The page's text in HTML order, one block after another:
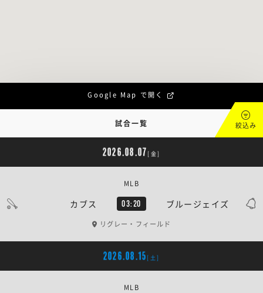
Google Map で開く
試合一覧 絞込み
2026.08.07 [金]
カブス 03:20 ブルージェイズ
MLB
リグレー・フィールド
2026.08.15 [土]
MLB